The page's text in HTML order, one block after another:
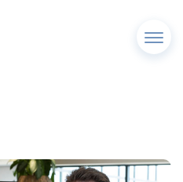
Menu